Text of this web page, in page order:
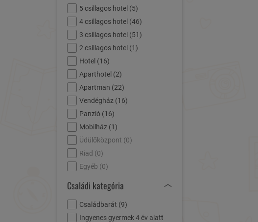
5 csillagos hotel (5)
4 csillagos hotel (46)
3 csillagos hotel (51)
2 csillagos hotel (1)
Hotel (16)
Aparthotel (2)
Apartman (22)
Vendégház (16)
Panzió (16)
Mobilház (1)
Üdülőközpont (0)
Riad (0)
Egyéb (0)
Családi kategória
Családbarát (9)
Ingyenes gyermek 4 év alatt